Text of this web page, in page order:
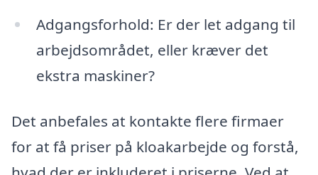
Adgangsforhold: Er der let adgang til
arbejdsområdet, eller kræver det
ekstra maskiner?
Det anbefales at kontakte flere firmaer
for at få priser på kloakarbejde og forstå,